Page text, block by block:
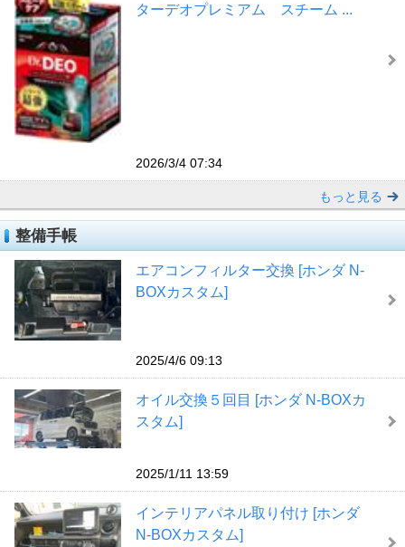
ターデオプレミアム スチーム ...
2026/3/4 07:34
もっと見る
整備手帳
エアコンフィルター交換 [ホンダ N-
BOXカスタム]
2025/4/6 09:13
オイル交換５回目 [ホンダ N-BOXカ
スタム]
2025/1/11 13:59
インテリアパネル取り付け [ホンダ
N-BOXカスタム]